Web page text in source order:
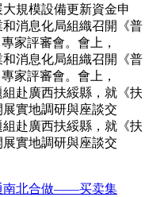
規模設備更新資金申
消息化局組織召開《普
家評審會。會上，
消息化局組織召開《普
家評審會。會上，
赴廣西扶綏縣，就《扶
實地調研與座談交
赴廣西扶綏縣，就《扶
實地調研與座談交
南北合做——买卖集